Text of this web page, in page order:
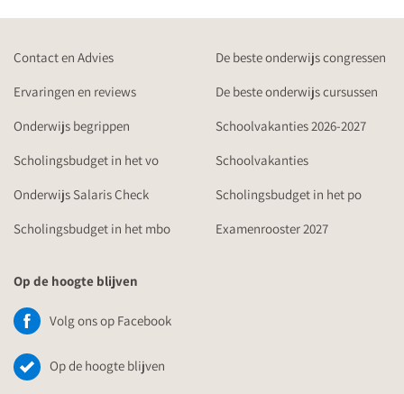
Contact en Advies
De beste onderwijs congressen
Ervaringen en reviews
De beste onderwijs cursussen
Onderwijs begrippen
Schoolvakanties 2026-2027
Scholingsbudget in het vo
Schoolvakanties
Onderwijs Salaris Check
Scholingsbudget in het po
Scholingsbudget in het mbo
Examenrooster 2027
Op de hoogte blijven
Volg ons op Facebook
Op de hoogte blijven